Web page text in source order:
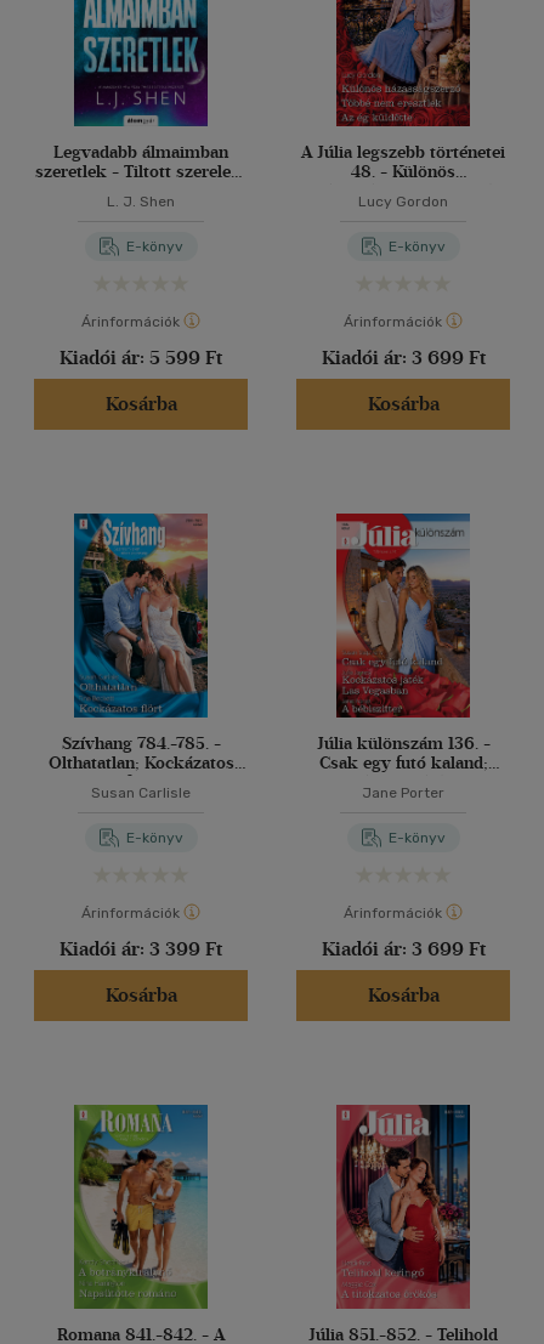
Legvadabb álmaimban
szeretlek - Tiltott szerelem
L. J. Shen
E-könyv
Árinformációk
Kiadói ár: 5 599 Ft
Kosárba
A Júlia legszebb történetei
48. - Különös
nem eresztlek; Az ég
Lucy Gordon
E-könyv
Árinformációk
Kiadói ár: 3 699 Ft
Kosárba
Szívhang 784.-785. -
Olthatatlan; Kockázatos
flört
Susan Carlisle
E-könyv
Árinformációk
Kiadói ár: 3 399 Ft
Kosárba
Júlia különszám 136. -
Csak egy futó kaland;
Vegasban; A bébiszitter
Jane Porter
E-könyv
Árinformációk
Kiadói ár: 3 699 Ft
Kosárba
Romana 841.-842. - A Júlia 851.-852. - Telihold